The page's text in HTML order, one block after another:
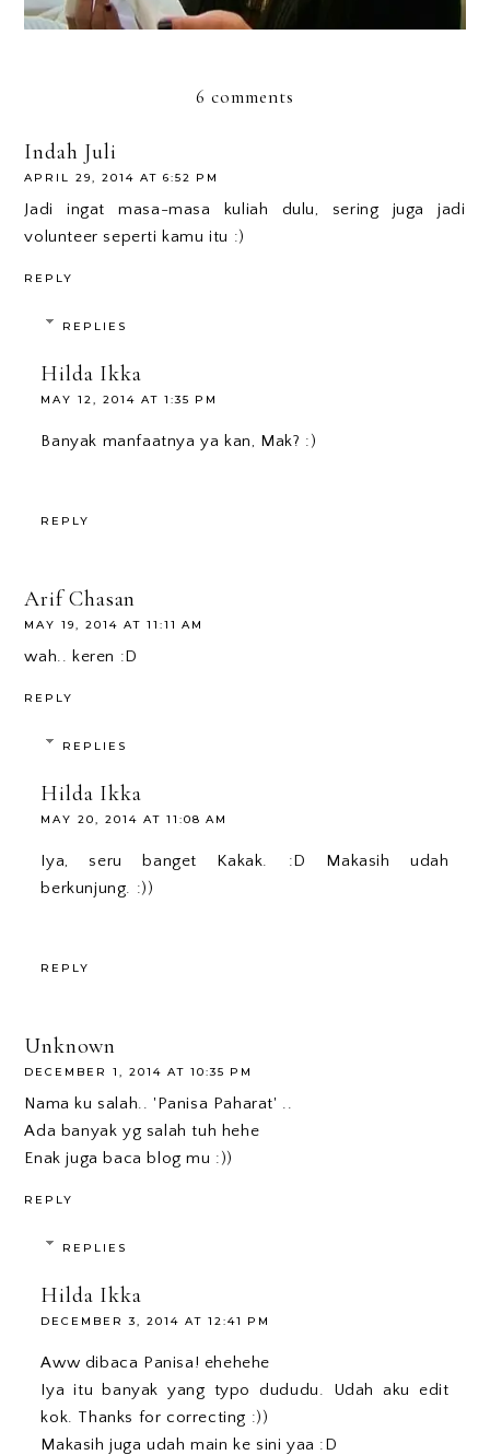
6 comments
Indah Juli
APRIL 29, 2014 AT 6:52 PM
Jadi ingat masa-masa kuliah dulu, sering juga jadi
volunteer seperti kamu itu :)
REPLY
REPLIES
Hilda Ikka
MAY 12, 2014 AT 1:35 PM
Banyak manfaatnya ya kan, Mak? :)
REPLY
Arif Chasan
MAY 19, 2014 AT 11:11 AM
wah.. keren :D
REPLY
REPLIES
Hilda Ikka
MAY 20, 2014 AT 11:08 AM
Iya, seru banget Kakak. :D Makasih udah
berkunjung. :))
REPLY
Unknown
DECEMBER 1, 2014 AT 10:35 PM
Nama ku salah.. 'Panisa Paharat' ..
Ada banyak yg salah tuh hehe
Enak juga baca blog mu :))
REPLY
REPLIES
Hilda Ikka
DECEMBER 3, 2014 AT 12:41 PM
Aww dibaca Panisa! ehehehe
Iya itu banyak yang typo dududu. Udah aku edit
kok. Thanks for correcting :))
Makasih juga udah main ke sini yaa :D